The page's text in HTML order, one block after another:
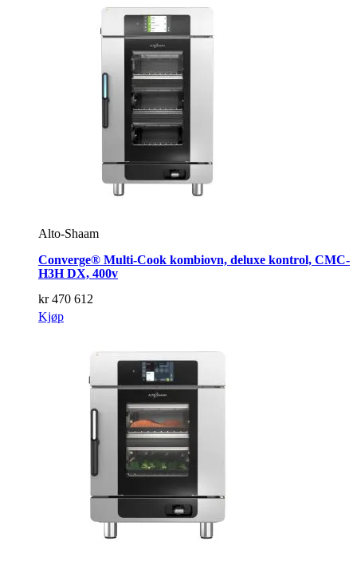
Alto-Shaam
Converge® Multi-Cook kombiovn, deluxe kontrol, CMC-
H3H DX, 400v
kr470 612
Kjøp